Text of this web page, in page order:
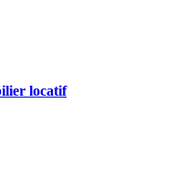
locatif